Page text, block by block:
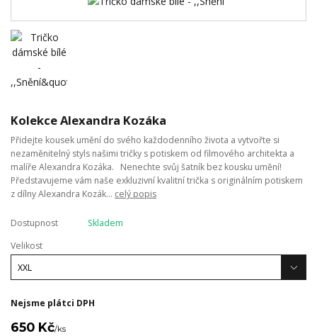
Kolekce Alexandra Kozáka
Přidejte kousek umění do svého každodenního života a vytvořte si
nezaměnitelný styls našimi tričky s potiskem od filmového architekta a
malíře Alexandra Kozáka. Nenechte svůj šatník bez kousku umění!
Představujeme vám naše exkluzivní kvalitní trička s originálním potiskem
z dílny Alexandra Kozák... celý popis
Dostupnost
Skladem
Velikost
Nejsme plátci DPH
650 Kč/ks